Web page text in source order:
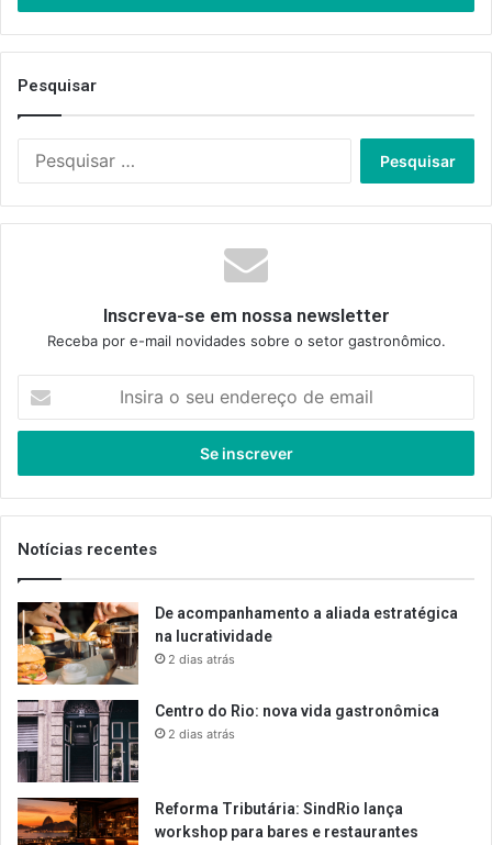
Pesquisar
Inscreva-se em nossa newsletter
Receba por e-mail novidades sobre o setor gastronômico.
seu
de
email
Notícias recentes
De acompanhamento a aliada estratégica
na lucratividade
2 dias atrás
Centro do Rio: nova vida gastronômica
2 dias atrás
Reforma Tributária: SindRio lança
workshop para bares e restaurantes